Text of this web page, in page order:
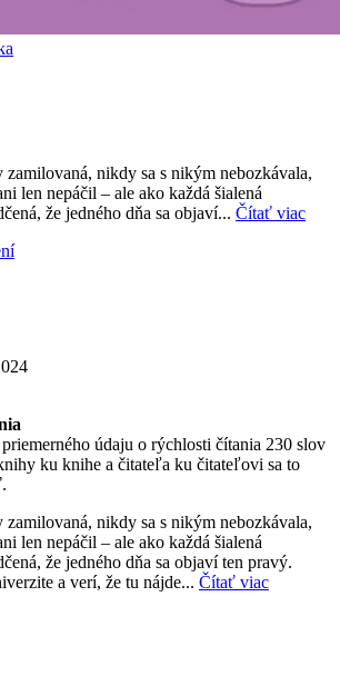
nikdy sa s nikým nebozkávala,
len nepáčil – ale ako každá šialená
že jedného dňa sa objaví... Čítať viac
údaju o rýchlosti čítania 230 slov
ku knihe a čitateľa ku čitateľovi sa to
nikdy sa s nikým nebozkávala,
len nepáčil – ale ako každá šialená
že jedného dňa sa objaví ten pravý.
a verí, že tu nájde... Čítať viac